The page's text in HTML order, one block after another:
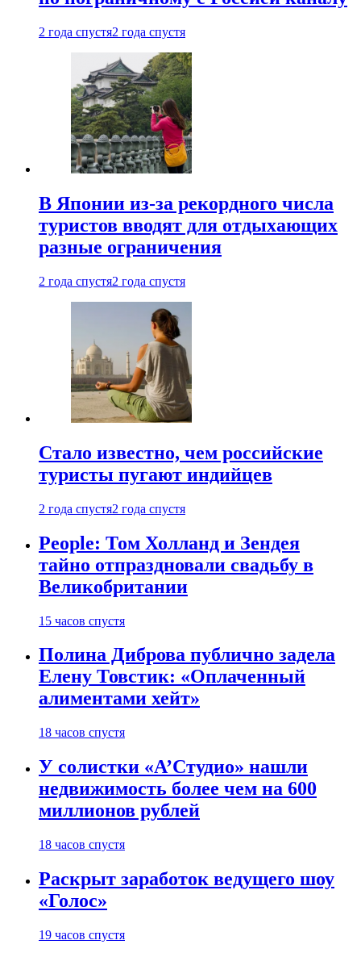
2 года спустя2 года спустя
В Японии из-за рекордного числа
туристов вводят для отдыхающих
разные ограничения
2 года спустя2 года спустя
Стало известно, чем российские
туристы пугают индийцев
2 года спустя2 года спустя
People: Том Холланд и Зендея
тайно отпраздновали свадьбу в
Великобритании
15 часов спустя
Полина Диброва публично задела
Елену Товстик: «Оплаченный
алиментами хейт»
18 часов спустя
У солистки «А’Студио» нашли
недвижимость более чем на 600
миллионов рублей
18 часов спустя
Раскрыт заработок ведущего шоу
«Голос»
19 часов спустя